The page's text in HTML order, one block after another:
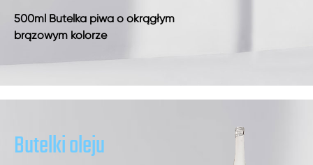
500ml Butelka piwa o okrągłym
brązowym kolorze
Butelki oleju